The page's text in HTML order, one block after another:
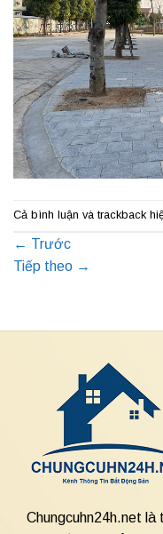
Cả bình luận và trackback
← Trước
Tiếp theo →
Chungcuhn24h.net